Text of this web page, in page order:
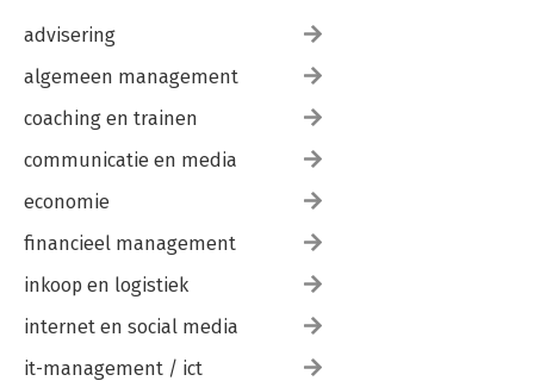
advisering
algemeen management
coaching en trainen
communicatie en media
economie
financieel management
inkoop en logistiek
internet en social media
it-management / ict